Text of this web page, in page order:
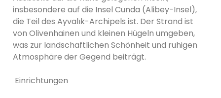
insbesondere auf die Insel Cunda (Alibey-Insel),
die Teil des Ayvalık-Archipels ist. Der Strand ist
von Olivenhainen und kleinen Hügeln umgeben,
was zur landschaftlichen Schönheit und ruhigen
Atmosphäre der Gegend beiträgt.
Einrichtungen